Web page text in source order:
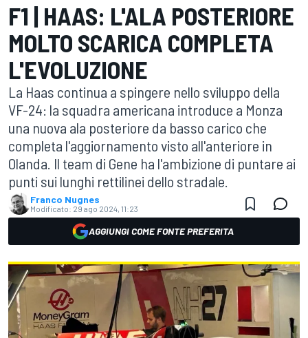
F1 | HAAS: L'ALA POSTERIORE
MOLTO SCARICA COMPLETA
L'EVOLUZIONE
La Haas continua a spingere nello sviluppo della
VF-24: la squadra americana introduce a Monza
una nuova ala posteriore da basso carico che
completa l'aggiornamento visto all'anteriore in
Olanda. Il team di Gene ha l'ambizione di puntare ai
punti sui lunghi rettilinei dello stradale.
Franco Nugnes
Modificato: 29 ago 2024, 11:23
AGGIUNGI COME FONTE PREFERITA